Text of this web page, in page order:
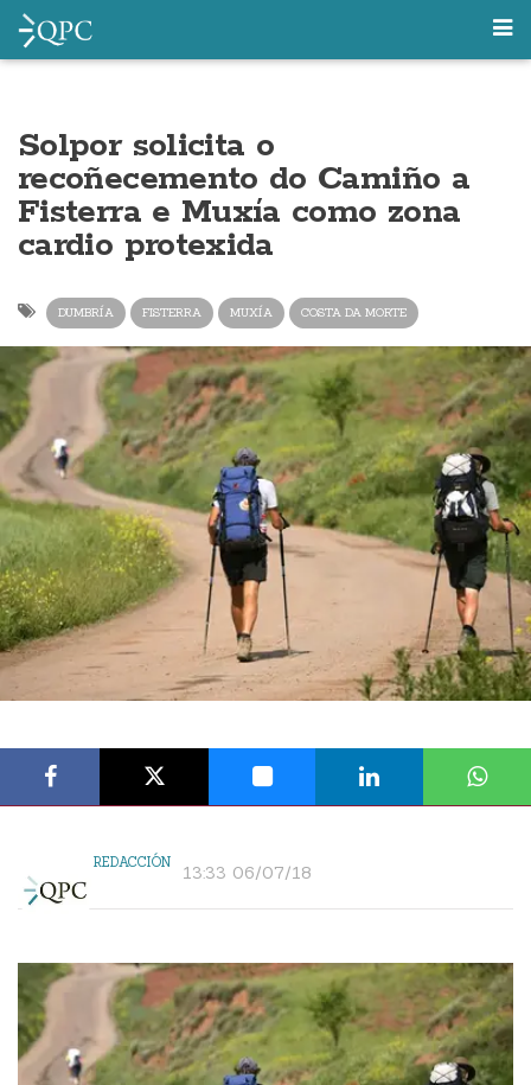
Solpor solicita o
recoñecemento do Camiño a
Fisterra e Muxía como zona
cardio protexida
DUMBRÍA FISTERRA MUXÍA COSTA DA MORTE
REDACCIÓN 13:33 06/07/18